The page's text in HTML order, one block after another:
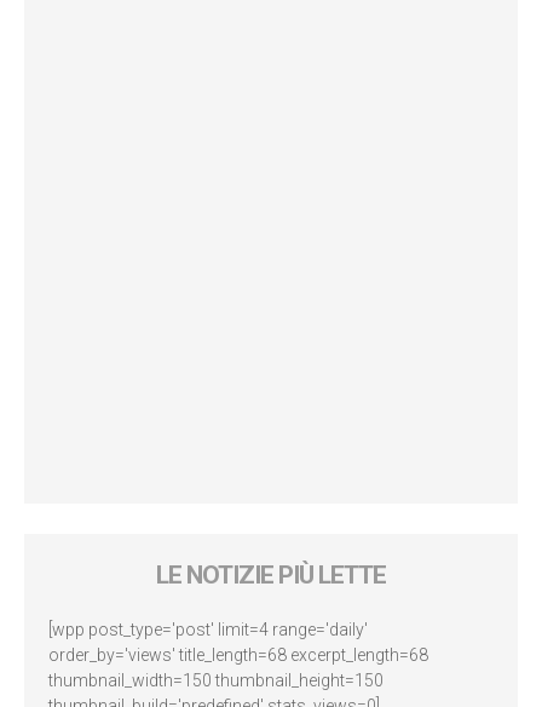
LE NOTIZIE PIÙ LETTE
[wpp post_type='post' limit=4 range='daily'
order_by='views' title_length=68 excerpt_length=68
thumbnail_width=150 thumbnail_height=150